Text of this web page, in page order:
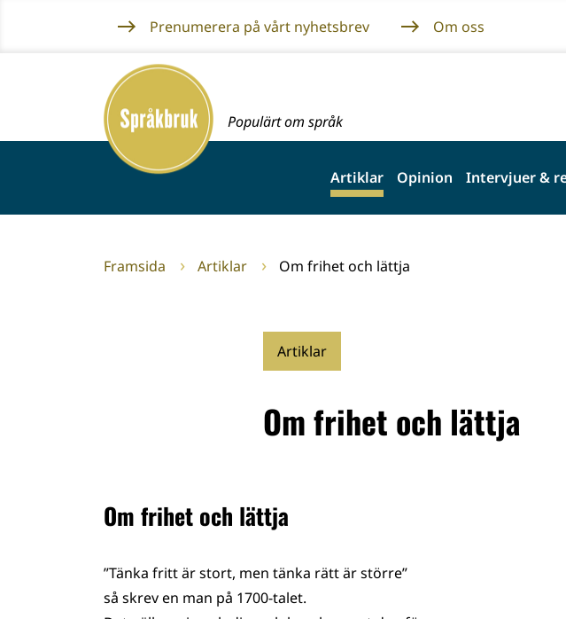
innehållet
Prenumerera på vårt nyhetsbrev Om oss
Framsida
Populärt om språk
Artiklar Opinion Intervjuer &
Framsida Artiklar Om frihet och lättja
Artiklar
Om frihet och lättja
Om frihet och lättja
”Tänka fritt är stort, men tänka rätt är större”
så skrev en man på 1700-talet.